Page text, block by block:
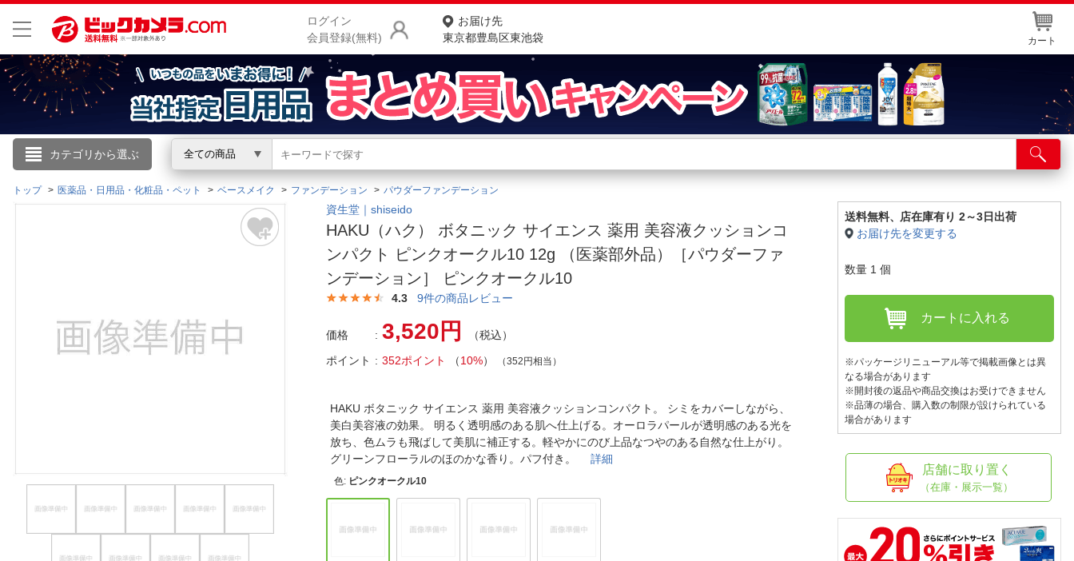
ログイン
会員登録(無料)
お届け先
東京都豊島区東池袋
カート
カテゴリから選ぶ 全ての商品
こんにちは
ログイン
閲覧履歴
商品をさがす
ランキングからさがす
お客様サポート
ご利用ガイド
よくある質問・お問合せ
店舗サービス
ネット取り置き
店舗情報・店舗一覧
トップ 医薬品・日用品・化粧品・ペット ベースメイク ファンデーション パウダーファンデーション
資生堂｜shiseido
HAKU（ハク） ボタニック サイエンス 薬用 美容液クッションコ
ンパクト ピンクオークル10 12g （医薬部外品）［パウダーファ
ンデーション］ ピンクオークル10
4.3 9件の商品レビュー
価格 3,520円
（税込）
ポイント
352ポイント （10%） （352円相当）
HAKU ボタニック サイエンス 薬用 美容液クッションコンパクト。 シミをカバーしながら、
美白美容液の効果。 明るく透明感のある肌へ仕上げる。オーロラパールが透明感のある光を
放ち、色ムラも飛ばして美肌に補正する。軽やかにのび上品なつやのある自然な仕上がり。
グリーンフローラルのほのかな香り。パフ付き。詳細
色: ピンクオークル10
送料無料、 店在庫有り 2～3日出荷
お届け先を変更する
数量 1 個
カートに入れる
※パッケージリニューアル等で掲載画像とは異
なる場合があります
※開封後の返品や商品交換はお受けできません
※品薄の場合、購入数の制限が設けられている
場合があります
店舗に取り置く
（在庫・展示一覧）